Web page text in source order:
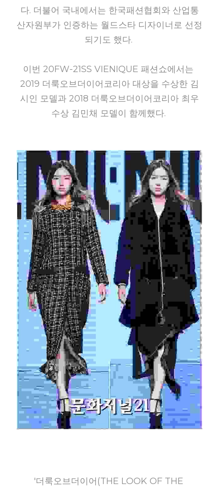
다. 더불어 국내에서는 한국패션협회와 산업통
산자원부가 인증하는 월드스타 디자이너로 선정
되기도 했다.
이번 20FW-21SS VIENIQUE 패션쇼에서는
2019 더룩오브더이어코리아 대상을 수상한 김
시인 모델과 2018 더룩오브더이어코리아 최우
수상 김민채 모델이 함께했다.
'더룩오브더이어(THE LOOK OF THE